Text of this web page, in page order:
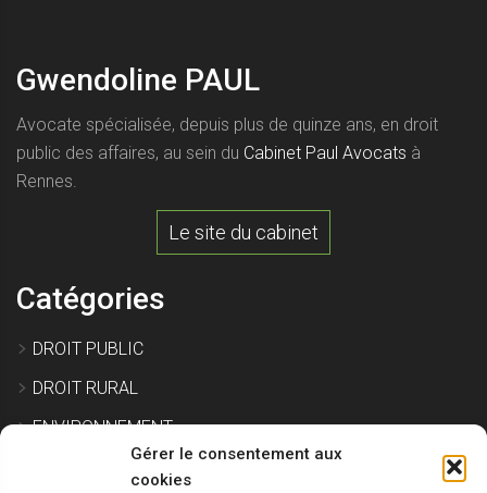
Gérer le consentement aux
cookies
Gwendoline PAUL
Avocate spécialisée, depuis plus de quinze ans, en droit
public des affaires, au sein du Cabinet Paul Avocats à
Rennes.
Le site du cabinet
Catégories
DROIT PUBLIC
DROIT RURAL
ENVIRONNEMENT
EXPROPRIATION